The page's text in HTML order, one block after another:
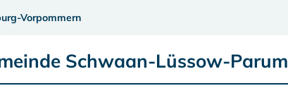
Vorpommern
Schwaan-Lüssow-Parum